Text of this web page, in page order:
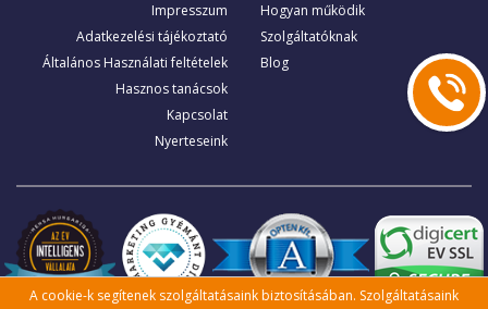
Impresszum
Adatkezelési tájékoztató
Általános Használati feltételek
Hasznos tanácsok
Kapcsolat
Nyerteseink
Hogyan működik
Szolgáltatóknak
Blog
A cookie-k segítenek szolgáltatásaink biztosításában. Szolgáltatásaink